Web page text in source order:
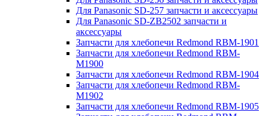
Для Panasonic SD-257 запчасти и аксессуары
Для Panasonic SD-ZB2502 запчасти и
аксессуары
Запчасти для хлебопечи Redmond RBM-1901
Запчасти для хлебопечи Redmond RBM-
M1900
Запчасти для хлебопечи Redmond RBM-1904
Запчасти для хлебопечи Redmond RBM-
M1902
Запчасти для хлебопечи Redmond RBM-1905